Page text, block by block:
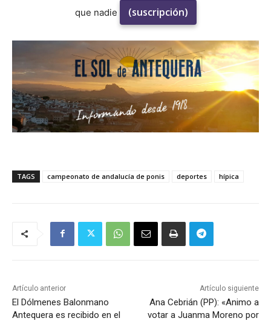
que nadie
(suscripción)
TAGS campeonato de andalucía de ponis deportes hípica
Artículo anterior
El Dólmenes Balonmano
Antequera es recibido en el
Artículo siguiente
Ana Cebrián (PP): «Animo a
votar a Juanma Moreno por